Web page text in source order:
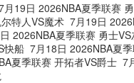
月19日 2026NBA夏季联赛
特人VS魔术 7月19日
2026NBA夏季联赛 勇士VS
快船 7月18日 2026NBA夏
夏季联赛 开拓者VS爵士 7